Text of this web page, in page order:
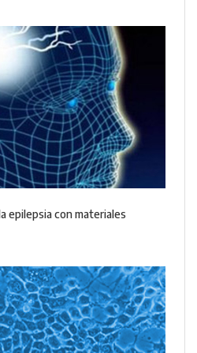
epilepsia con materiales